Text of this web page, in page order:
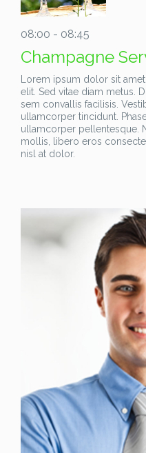
08:00 - 08:45
Champagne
Lorem ipsum dolor sit
elit. Sed vitae diam metus.
sem convallis facilisis.
ullamcorper tincidunt.
ullamcorper pellentesque.
mollis, libero eros
nisl at dolor.